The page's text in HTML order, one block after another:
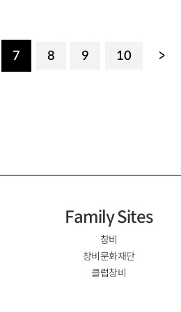
7 8 9 10 >
Family Sites
창비
창비문화재단
클럽창비